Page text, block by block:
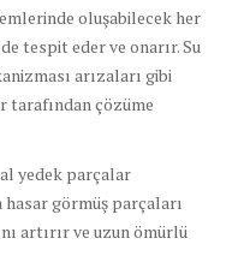
oluşabilecek her
tespit eder ve onarır. Su
arızaları gibi
tarafından çözüme
yedek parçalar
hasar görmüş parçaları
artırır ve uzun ömürlü